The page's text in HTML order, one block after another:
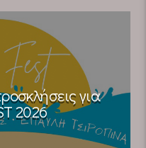
για
2026